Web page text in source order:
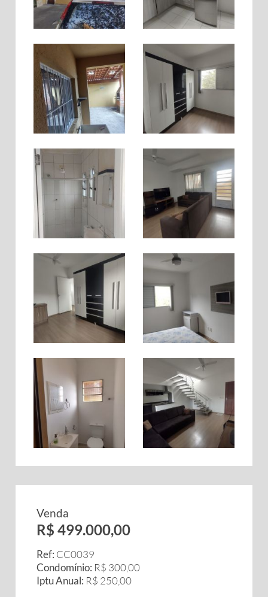
Venda
R$ 499.000,00
Ref: CC0039
Condomínio: R$ 300,00
Iptu Anual: R$ 250,00